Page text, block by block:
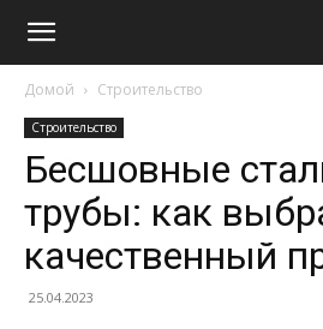
Домой Строительство
Строительство
Бесшовные
трубы: как
качественный
25.04.2023